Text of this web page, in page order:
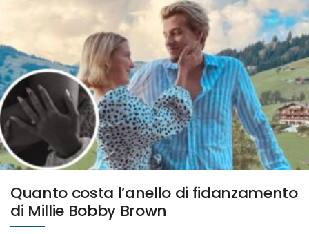
Quanto costa l’anello di fidanzamento
di Millie Bobby Brown